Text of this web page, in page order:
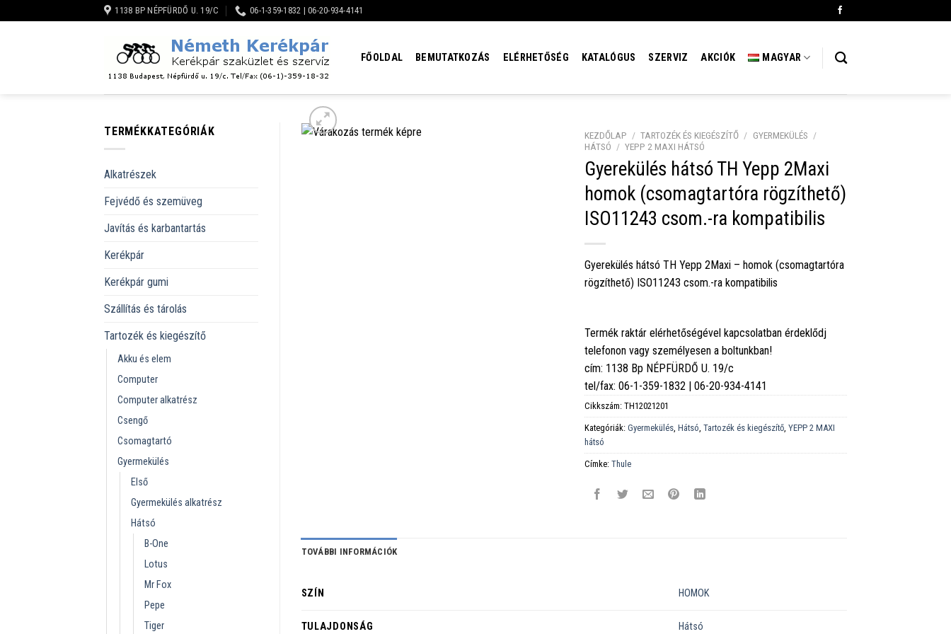
to
1138 BP NÉPFÜRDŐ U. 19/C 06-1-359-1832 | 06-20-934-4141
FŐOLDAL BEMUTATKOZÁS ELÉRHETŐSÉG KATALÓGUS SZERVIZ AKCIÓK MAGYAR
TERMÉKKATEGÓRIÁK
Alkatrészek
Fejvédő és szemüveg
Javítás és karbantartás
Kerékpár
Kerékpár gumi
Szállítás és tárolás
Tartozék és kiegészítő
Akku és elem
Computer
Computer alkatrész
Csengő
Csomagtartó
Gyermekülés
Első
Gyermekülés alkatrész
Hátsó
B-One
Lotus
Mr Fox
Pepe
Tiger
KEZDŐLAP / TARTOZÉK ÉS KIEGÉSZÍTŐ / GYERMEKÜLÉS /
HÁTSÓ / YEPP 2 MAXI HÁTSÓ
Gyerekülés hátsó TH Yepp 2Maxi
homok (csomagtartóra rögzíthető)
ISO11243 csom.-ra kompatibilis
Gyerekülés hátsó TH Yepp 2Maxi – homok (csomagtartóra
rögzíthető) ISO11243 csom.-ra kompatibilis
Termék raktár elérhetőségével kapcsolatban érdeklődj
telefonon vagy személyesen a boltunkban!
cím: 1138 Bp NÉPFÜRDŐ U. 19/c
tel/fax: 06-1-359-1832 | 06-20-934-4141
Cikkszám:TH12021201
Kategóriák:Gyermekülés ,Hátsó ,Tartozék és kiegészítő ,YEPP 2 MAXI
hátsó
Címke:Thule
TOVÁBBI INFORMÁCIÓK
SZÍN HOMOK
TULAJDONSÁG Hátsó